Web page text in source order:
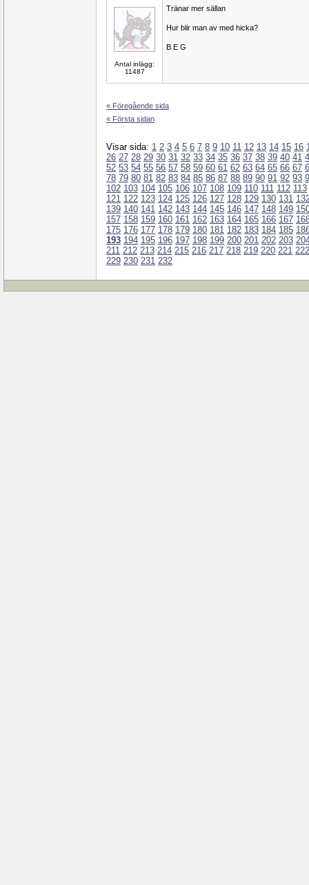
Antal inlägg:
11487
Tränar mer sällan
Hur blir man av med hicka?
B E G
« Föregående sida
« Första sidan
Visar sida: 1 2 3 4 5 6 7 8 9 10 11 12 13 14 15 16
26 27 28 29 30 31 32 33 34 35 36 37 38 39 40 41
52 53 54 55 56 57 58 59 60 61 62 63 64 65 66 67
78 79 80 81 82 83 84 85 86 87 88 89 90 91 92 93
102 103 104 105 106 107 108 109 110 111 112 113
121 122 123 124 125 126 127 128 129 130 131
139 140 141 142 143 144 145 146 147 148 149
157 158 159 160 161 162 163 164 165 166 167
175 176 177 178 179 180 181 182 183 184 185
193 194 195 196 197 198 199 200 201 202 203
211 212 213 214 215 216 217 218 219 220 221 222
229 230 231 232